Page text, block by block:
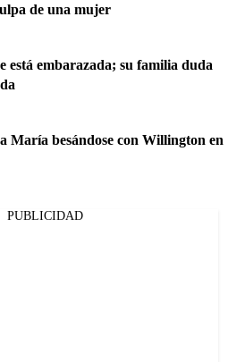
de una mujer
está embarazada; su familia duda
María besándose con Willington en
PUBLICIDAD